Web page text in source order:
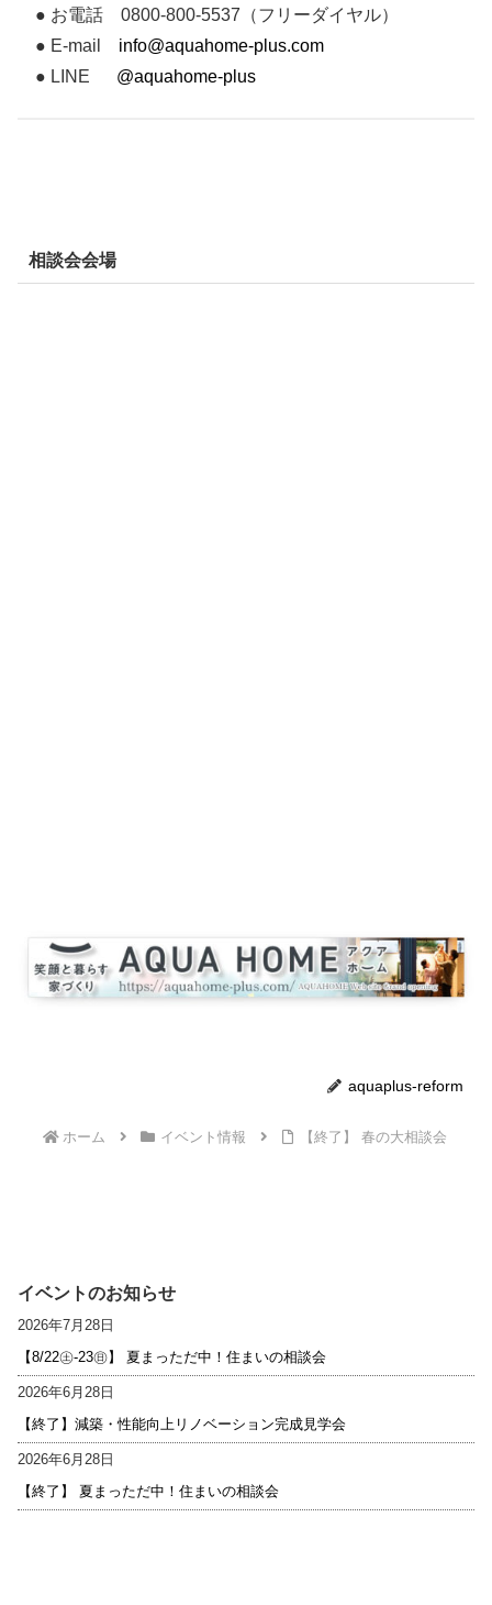
● お電話 0800-800-5537（フリーダイヤル）
● E-mail info@aquahome-plus.com
● LINE @aquahome-plus
相談会会場
aquaplus-reform
ホーム イベント情報 【終了】 春の大相談会
イベントのお知らせ
2026年7月28日
【8/22㊏-23㊐】 夏まっただ中！住まいの相談会
2026年6月28日
【終了】減築・性能向上リノベーション完成見学会
2026年6月28日
【終了】 夏まっただ中！住まいの相談会